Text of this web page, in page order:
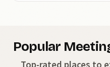
Popular
Top-rated places to